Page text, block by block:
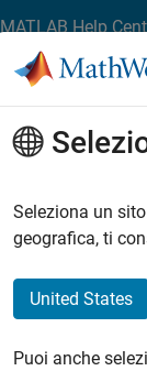
MATLAB Help
Seleziona un
geografica, ti
United States
Puoi anche